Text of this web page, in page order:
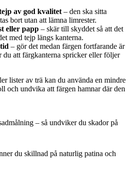
av god kvalitet– den ska sitta
bort utan att lämna limrester.
eller papp – skär till skyddet så att det
med tejp längs kanterna.
– gör det medan färgen fortfarande är
att färgkanterna spricker eller följer
lister av trä kan du använda en mindre
och undvika att färgen hamnar där den
– så undviker du skador på
du skillnad på naturlig patina och